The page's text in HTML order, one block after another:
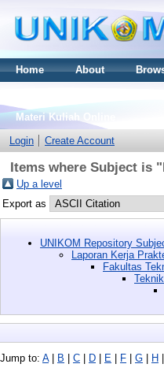
Home About
Materi Kuliah Online
Login
Create Account
Items where Subject is
Up a level
Export as
UNIKOM Repository
Laporan Kerja
Fakultas
Jump to: A| B | C | D | E | F | G | H |